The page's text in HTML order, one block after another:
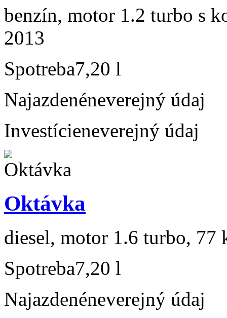
benzín, motor 1.2 turbo s
2013
Spotreba7,20 l
Najazdenéneverejný údaj
Investícieneverejný údaj
Oktávka
diesel, motor 1.6 turbo, 77
Spotreba7,20 l
Najazdenéneverejný údaj